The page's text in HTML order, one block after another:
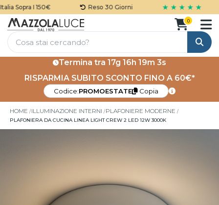
Sopra I 150€ Reso 30 Giorni ★ ★ ★ ★ ★
Cerca
0
Termina tra 17g 16h 19m 3s
RISPARMIA SUBITO SCONTO FINO A 60€*
Codice:PROMOESTATE Copia
HOME ILLUMINAZIONE INTERNI PLAFONIERE MODERNE
PLAFONIERA DA CUCINA LINEA LIGHT CREW 2 LED 12W 3000K